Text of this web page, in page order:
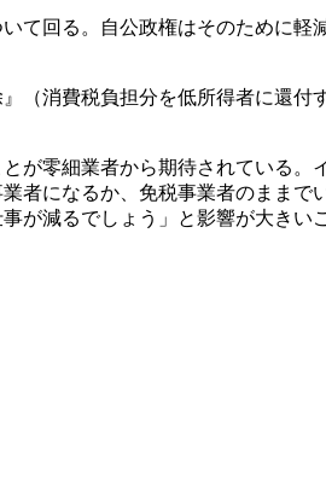
回る。自公政権はそのために
消費税負担分を低所得者に還付
零細業者から期待されている。
者になるか、免税事業者のまま
減るでしょう」と影響が大きい